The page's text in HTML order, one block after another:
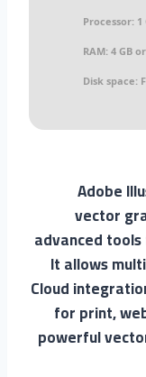
Processor: 1
RAM: 4 GB
Disk space:
Adobe
vector
advanced
It allows
Cloud
for print,
powerful